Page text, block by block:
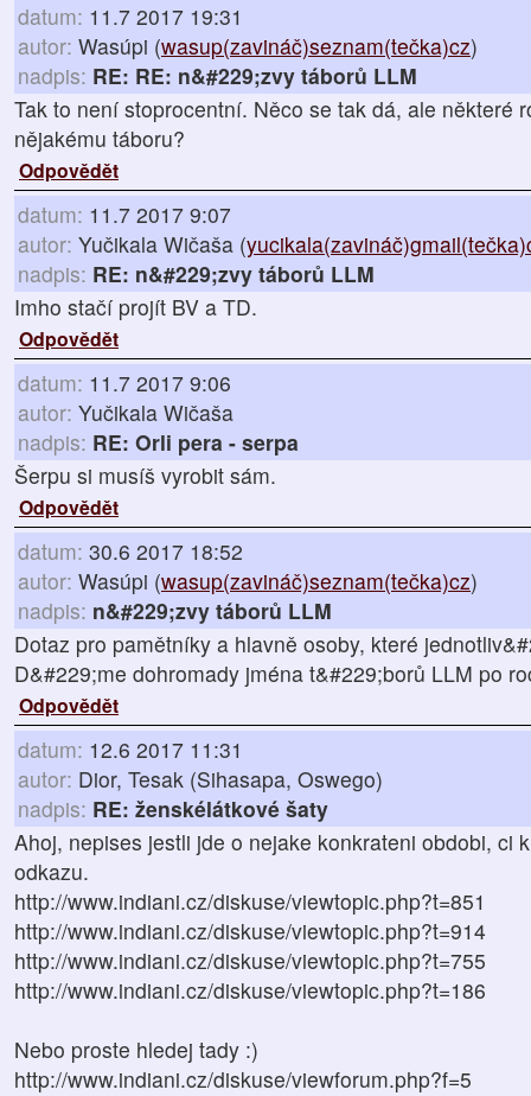
datum: 11.7 2017 19:31
autor: Wasúpi (wasup(zavináč)seznam(tečka)cz)
nadpis: RE: RE: n&#229;zvy táborů LLM
Tak to není stoprocentní. Něco se tak dá, ale některé
nějakému táboru?
Odpovědět
datum: 11.7 2017 9:07
autor: Yučikala Wičaša (
nadpis: RE: n&#229;zvy táborů LLM
Imho stačí projít BV a TD.
Odpovědět
datum: 11.7 2017 9:06
autor: Yučikala Wičaša
nadpis: RE: Orli pera - serpa
Šerpu si musíš vyrobit sám.
Odpovědět
datum: 30.6 2017 18:52
autor: Wasúpi (wasup(zavináč)seznam(tečka)cz)
nadpis: n&#229;zvy táborů LLM
Dotaz pro pamětníky a hlavně osoby, které
D&#229;me dohromady jména t&#229;borů LLM po
Odpovědět
datum: 12.6 2017 11:31
autor: Dior, Tesak (Sihasapa, Oswego)
nadpis: RE: ženskélátkové šaty
Ahoj, nepises jestli jde o nejake konkrateni obdobi, ci
odkazu.
http://www.indiani.cz/diskuse/viewtopic.php?t=851
http://www.indiani.cz/diskuse/viewtopic.php?t=914
http://www.indiani.cz/diskuse/viewtopic.php?t=755
http://www.indiani.cz/diskuse/viewtopic.php?t=186
Nebo proste hledej tady :)
http://www.indiani.cz/diskuse/viewforum.php?f=5